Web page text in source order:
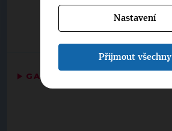
▶ GALERIE
Nastavení
Přijmout všechny